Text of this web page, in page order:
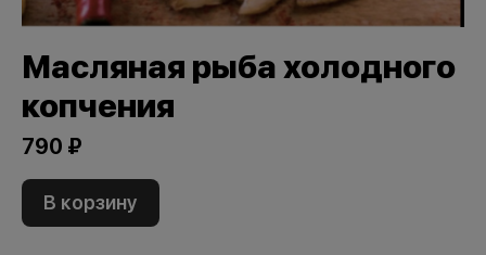
Масляная рыба холодного
копчения
790 ₽
В корзину